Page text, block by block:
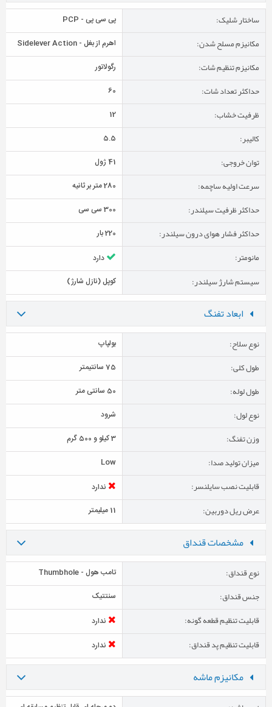
ساختار شلیک: پی سی پی - PCP
مکانیزم مسلح شدن: اهرم از بغل - Sidelever Action
مکانیزم تنظیم شات: رگولاتور
حداکثر تعداد شات: 60
ظرفیت خشاب: 12
کالیبر: 5.5
توان خروجی: 41 ژول
سرعت اولیه ساچمه: 280 متر بر ثانیه
حداکثر ظرفیت سیلندر: 300 سی سی
حداکثر فشار هوای درون سیلندر: 220 بار
مانومتر: دارد
سیستم شارژ سیلندر: کوپل (نازل شارژ)
ابعاد تفنگ
نوع سلاح: بولپاپ
طول کلی: 75 سانتیمتر
طول لوله: 50 سانتی متر
نوع لول: شرود
وزن تفنگ: 3 کیلو و 500 گرم
میزان تولید صدا: Low
قابلیت نصب سایلنسر: ندارد
عرض ریل دوربین: 11 میلیمتر
مشخصات قنداق
نوع قنداق: تامب هول - Thumbhole
جنس قنداق: سنتتیک
قابلیت تنظیم قطعه گونه: ندارد
قابلیت تنظیم پد قنداق: ندارد
مکانیزم ماشه